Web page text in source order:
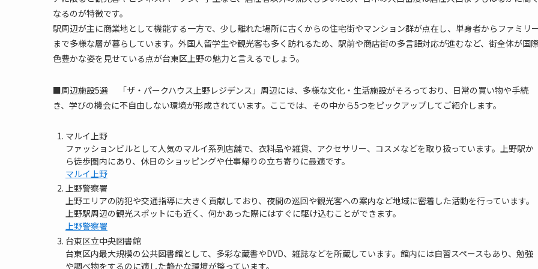
なるのが特徴です。
駅周辺が主に商業地として機能する一方で、少し離れた場所に古くからの住宅街やマンション群が点在し、単身者からファミリ
まで多様な層が暮らしています。外国人留学生や観光客も多く訪れるため、駅前や商店街の多言語対応が進むなど、街全体が国
色豊かな姿を見せている点が台東区上野の魅力と言えるでしょう。
■周辺施設5選 「ザ・パークハウス上野レジデンス」周辺には、多様な文化・生活施設がそろっており、日常の買い物や手続
き、学びの機会に不自由しない環境が形成されています。ここでは、その中から5つをピックアップしてご紹介します。
マルイ上野
ファッションビルとして人気のマルイ系列店舗で、衣料品や雑貨、アクセサリー、コスメなどを取り扱っています。上野駅か
ら徒歩圏内にあり、休日のショッピングや仕事帰りの立ち寄りに最適です。
マルイ上野
上野警察署
上野エリアの防犯や交通指導に大きく貢献しており、夜間の巡回や観光客への案内など地域に密着した活動を行っています。
上野駅周辺の観光スポットにも近く、何かあった際にはすぐに駆け込むことができます。
上野警察署
台東区立中央図書館
台東区内最大規模の公共図書館として、多彩な蔵書やDVD、雑誌などを所蔵しています。館内には自習スペースもあり、勉強
や調べ物をするのに適した静かな環境が整っています。